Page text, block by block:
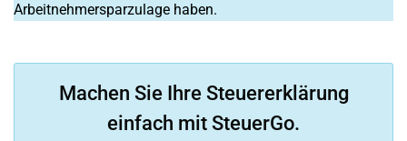
Arbeitnehmersparzulage haben.
Machen Sie Ihre Steuererklärung
einfach mit SteuerGo.